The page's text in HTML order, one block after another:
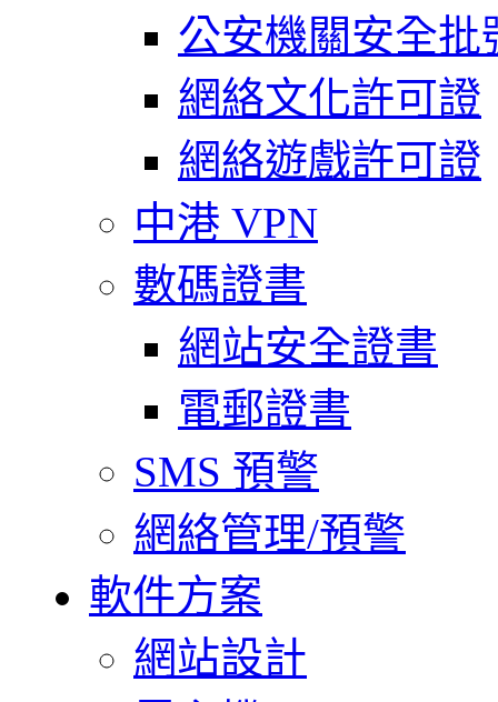
公安機關安全批
網絡文化許可證
網絡遊戲許可證
中港 VPN
數碼證書
網站安全證書
電郵證書
SMS 預警
網絡管理/預警
軟件方案
網站設計